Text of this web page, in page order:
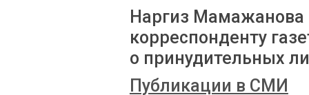
Наргиз
корреспонденту
о принудительных
Публикации в СМИ